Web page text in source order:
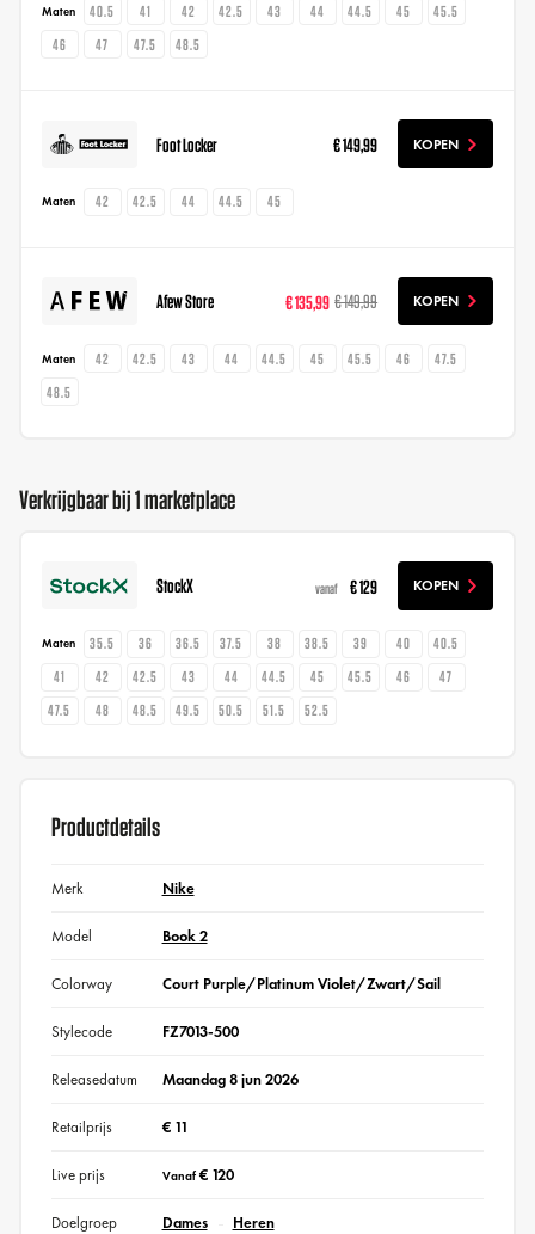
Maten 40.5 41 42 42.5 43 44 44.5 45
45.5
46
47 47.5 48.5
Foot Locker € 149,99 KOPEN
Maten 42 42.5 44 44.5 45
Afew Store € 135,99 € 149,99 KOPEN
Maten 42 42.5 43 44 44.5 45 45.5 46
47.5
48.5
Verkrijgbaar bij 1 marketplace
StockX vanaf € 129 KOPEN
Maten 35.5 36 36.5 37.5 38 38.5 39 40
40.5
41
42 42.5 43 44 44.5 45 45.5 46
47
47.5
48 48.5 49.5 50.5 51.5 52.5
Productdetails
Merk Nike
Model Book 2
Colorway Court Purple/Platinum Violet/Zwart/Sail
Stylecode FZ7013-500
Releasedatum Maandag 8 jun 2026
Retailprijs € 11
Live prijs Vanaf€ 120
Doelgroep Dames Heren